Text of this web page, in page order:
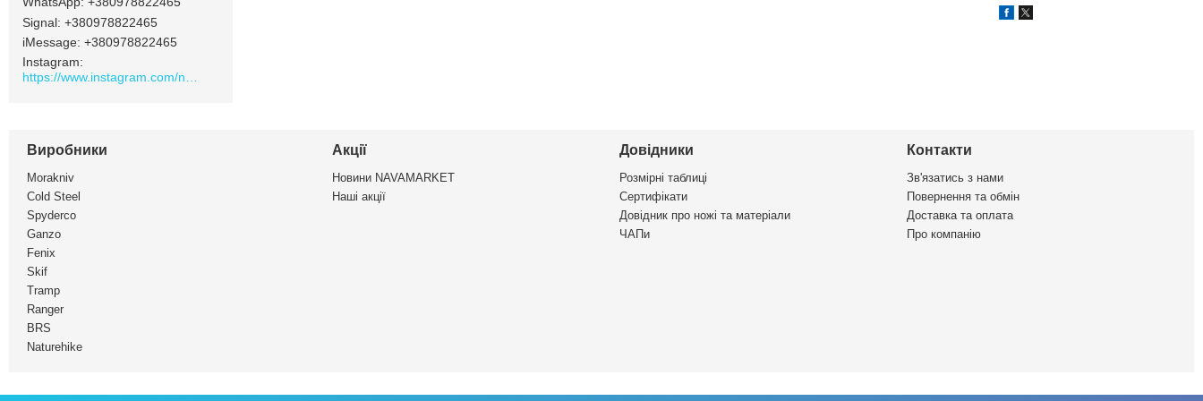
Signal +380978822465
iMessage +380978822465
Instagram
Виробники
Morakniv
Cold Steel
Spyderco
Ganzo
Fenix
Skif
Tramp
Ranger
BRS
Naturehike
Акції
Новини NAVAMARKET
Наші акції
Довідники
Розмірні таблиці
Сертифікати
Довідник про ножі та матеріали
ЧАПи
Контакти
Зв'язатись з нами
Повернення та обмін
Доставка та оплата
Про компанію